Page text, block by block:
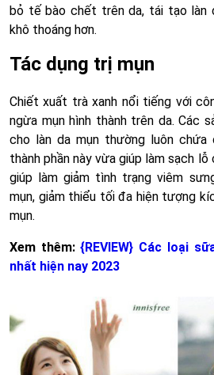
bỏ tế bào chết trên da, tái tạo làn
khô thoáng hơn.
Tác dụng trị mụn
Chiết xuất trà xanh nổi tiếng với
ngừa mụn hình thành trên da. Các
cho làn da mụn thường luôn
thành phần này vừa giúp làm sạch
giúp làm giảm tình trạng viêm
mụn, giảm thiểu tối đa hiện tượng
mụn.
Xem thêm:{REVIEW} Các loại
nhất hiện nay 2023